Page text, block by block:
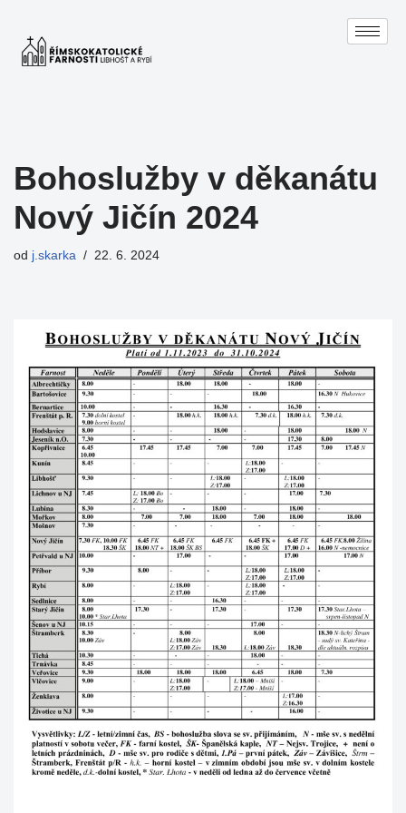
Přeskočit
na
Bohoslužby v děkanátu
Nový Jičín 2024
od j.skarka 22. 6. 2024